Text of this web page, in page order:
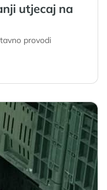
utjecaj na
provodi